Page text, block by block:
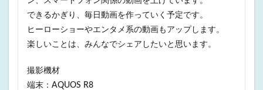
できるかぎり、毎日動画を作っていく予定です。
ヒーローショーやエンタメ系の動画もアップします。
楽しいことは、みんなでシェアしたいと思います。
撮影機材
端末：AQUOS R8